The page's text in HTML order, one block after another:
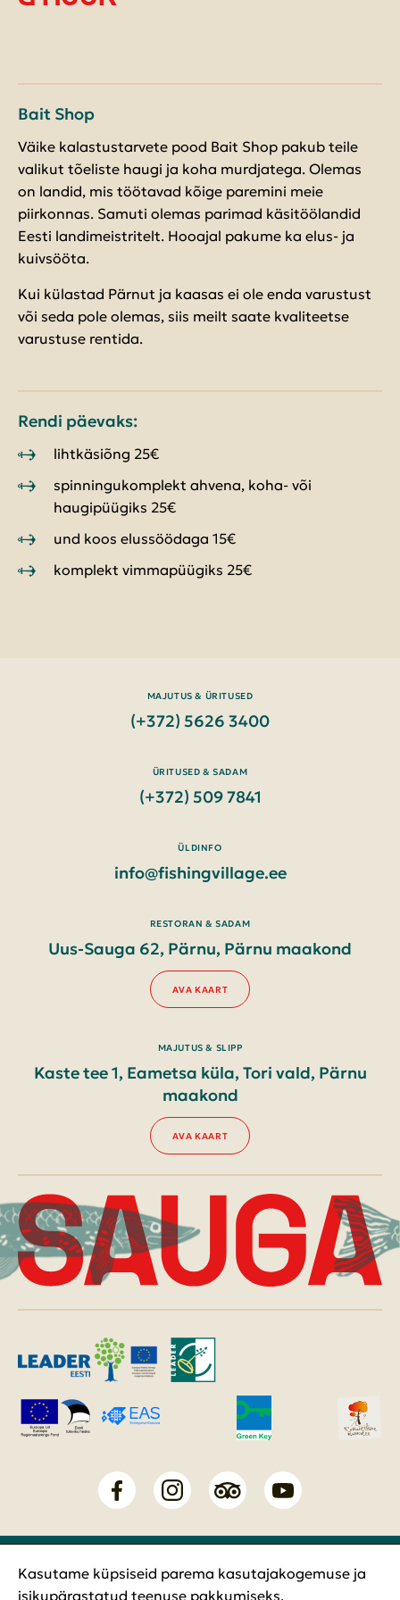
KONTAKT
Bait Shop
Väike kalastustarvete pood Bait Shop pakub teile
valikut tõeliste haugi ja koha murdjatega. Olemas
on landid, mis töötavad kõige paremini meie
piirkonnas. Samuti olemas parimad käsitöölandid
Eesti landimeistritelt. Hooajal pakume ka elus- ja
kuivsööta.
Kui külastad Pärnut ja kaasas ei ole enda varustust
või seda pole olemas, siis meilt saate kvaliteetse
varustuse rentida.
Rendi päevaks:
lihtkäsiõng 25€
spinningukomplekt ahvena, koha- või
haugipüügiks 25€
und koos elussöödaga 15€
komplekt vimmapüügiks 25€
MAJUTUS & ÜRITUSED
(+372) 5626 3400
ÜRITUSED & SADAM
(+372) 509 7841
ÜLDINFO
info@fishingvillage.ee
RESTORAN & SADAM
Uus-Sauga 62, Pärnu, Pärnu maakond
AVA KAART
MAJUTUS & SLIPP
Kaste tee 1, Eametsa küla, Tori vald, Pärnu
maakond
AVA KAART
Privaatsustingimused
Kasutame küpsiseid parema kasutajakogemuse ja
isikupärastatud teenuse pakkumiseks.